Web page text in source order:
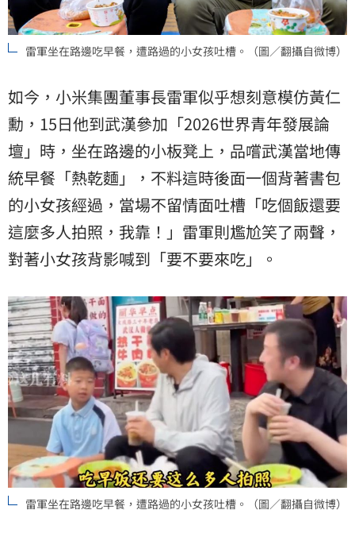
雷軍坐在路邊吃早餐，遭路過的小女孩吐槽。（圖／翻攝自微博）
如今，小米集團董事長雷軍似乎想刻意模仿黃仁
勳，15日他到武漢參加「2026世界青年發展論
壇」時，坐在路邊的小板凳上，品嚐武漢當地傳
統早餐「熱乾麵」，不料這時後面一個背著書包
的小女孩經過，當場不留情面吐槽「吃個飯還要
這麼多人拍照，我靠！」雷軍則尷尬笑了兩聲，
對著小女孩背影喊到「要不要來吃」。
雷軍坐在路邊吃早餐，遭路過的小女孩吐槽。（圖／翻攝自微博）